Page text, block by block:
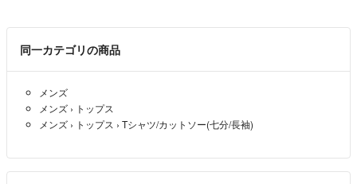
同一カテゴリの商品
メンズ
メンズ › トップス
メンズ › トップス › Tシャツ/カットソー(七分/長袖)